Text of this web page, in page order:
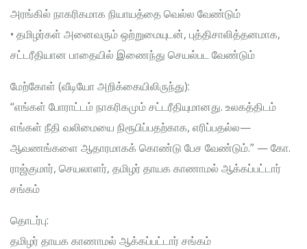
அரங்கில் நாகரிகமாக நியாயத்தை வெல்ல வேண்டும்
• தமிழர்கள் அனைவரும் ஒற்றுமையுடன், புத்திசாலித்தனமாக,
சட்டரீதியான பாதையில் இணைந்து செயல்பட வேண்டும்
மேற்கோள் (வீடியோ அறிக்கையிலிருந்து):
“எங்கள் போராட்டம் நாகரிகமும் சட்டரீதியுமானது. உலகத்திடம்
எங்கள் நீதி வலிமையை நிரூபிப்பதற்காக, எரிப்பதல்ல—
ஆவணங்களை ஆதாரமாகக் கொண்டு பேச வேண்டும்.” — கோ.
ராஜ்குமார், செயலாளர், தமிழர் தாயக காணாமல் ஆக்கப்பட்டார்
சங்கம்
தொடர்பு:
தமிழர் தாயக காணாமல் ஆக்கப்பட்டார் சங்கம்